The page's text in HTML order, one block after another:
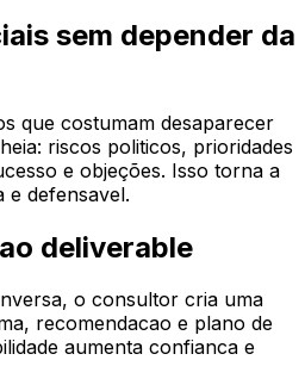
sem depender da
que costumam desaparecer
riscos politicos, prioridades
e objeções. Isso torna a
e defensavel.
deliverable
o consultor cria uma
recomendacao e plano de
aumenta confianca e